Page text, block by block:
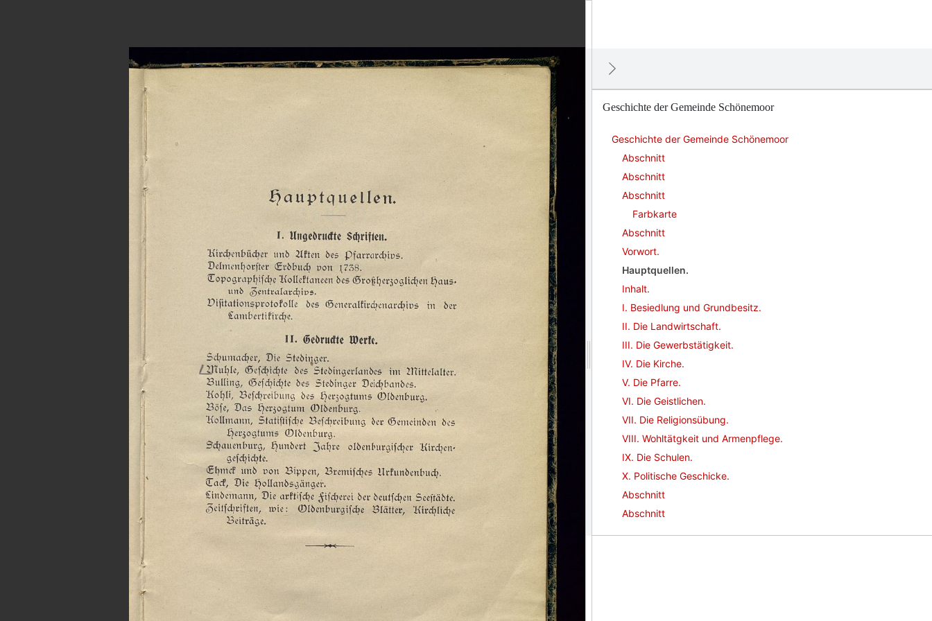
Geschichte der Gemeinde Schönemoor
Geschichte der Gemeinde Schönemoor
Abschnitt
Abschnitt
Abschnitt
Farbkarte
Abschnitt
Vorwort.
Hauptquellen.
Inhalt.
I. Besiedlung und Grundbesitz.
II. Die Landwirtschaft.
III. Die Gewerbstätigkeit.
IV. Die Kirche.
V. Die Pfarre.
VI. Die Geistlichen.
VII. Die Religionsübung.
VIII. Wohltätgkeit und Armenpflege.
IX. Die Schulen.
X. Politische Geschicke.
Abschnitt
Abschnitt